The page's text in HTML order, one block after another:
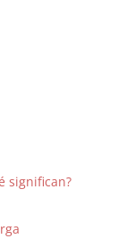
significan?